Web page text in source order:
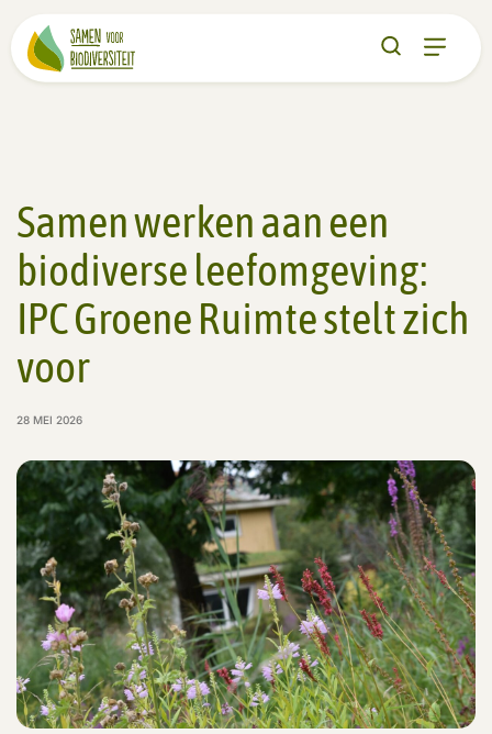
Samen werken aan een
biodiverse leefomgeving:
IPC Groene Ruimte stelt zich
voor
28 MEI 2026